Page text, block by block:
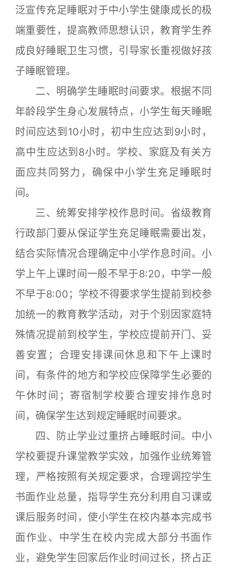
泛宣传充足睡眠对于中小学生健康成长的极
端重要性，提高教师思想认识，教育学生养
成良好睡眠卫生习惯，引导家长重视做好孩
子睡眠管理。
二、明确学生睡眠时间要求。根据不同
年龄段学生身心发展特点，小学生每天睡眠
时间应达到10小时，初中生应达到9小时，
高中生应达到8小时。学校、家庭及有关方
面应共同努力，确保中小学生充足睡眠时
间。
三、统筹安排学校作息时间。省级教育
行政部门要从保证学生充足睡眠需要出发，
结合实际情况合理确定中小学作息时间。小
学上午上课时间一般不早于8:20，中学一般
不早于8:00；学校不得要求学生提前到校参
加统一的教育教学活动，对于个别因家庭特
殊情况提前到校学生，学校应提前开门、妥
善安置；合理安排课间休息和下午上课时
间，有条件的地方和学校应保障学生必要的
午休时间；寄宿制学校要合理安排作息时
间，确保学生达到规定睡眠时间要求。
四、防止学业过重挤占睡眠时间。中小
学校要提升课堂教学实效，加强作业统筹管
理，严格按照有关规定要求，合理调控学生
书面作业总量，指导学生充分利用自习课或
课后服务时间，使小学生在校内基本完成书
面作业、中学生在校内完成大部分书面作
业，避免学生回家后作业时间过长，挤占正